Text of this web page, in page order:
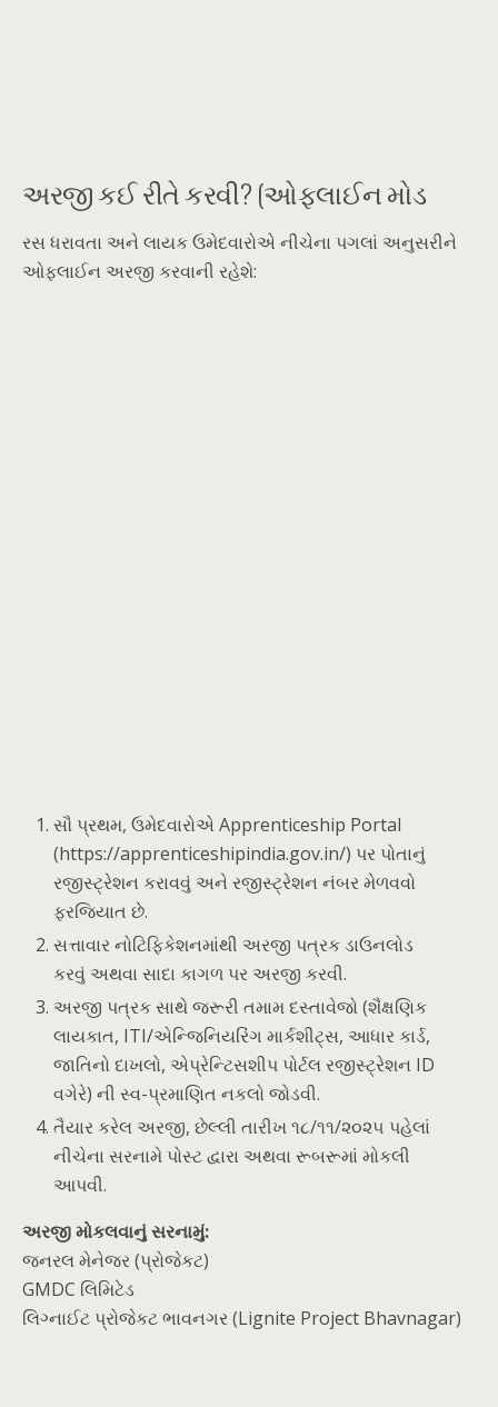
અરજી કઈ રીતે કરવી? (ઓફલાઈન મોડ
રસ ધરાવતા અને લાયક ઉમેદવારોએ નીચેના પગલાં અનુસરીને
ઓફલાઈન અરજી કરવાની રહેશે:
સૌ પ્રથમ, ઉમેદવારોએ Apprenticeship Portal
(https://apprenticeshipindia.gov.in/) પર પોતાનું
રજીસ્ટ્રેશન કરાવવું અને રજીસ્ટ્રેશન નંબર મેળવવો
ફરજિયાત છે.
સત્તાવાર નોટિફિકેશનમાંથી અરજી પત્રક ડાઉનલોડ
કરવું અથવા સાદા કાગળ પર અરજી કરવી.
અરજી પત્રક સાથે જરૂરી તમામ દસ્તાવેજો (શૈક્ષણિક
લાયકાત, ITI/એન્જિનિયરિંગ માર્કશીટ્સ, આધાર કાર્ડ,
જાતિનો દાખલો, એપ્રેન્ટિસશીપ પોર્ટલ રજીસ્ટ્રેશન ID
વગેરે) ની સ્વ-પ્રમાણિત નકલો જોડવી.
તૈયાર કરેલ અરજી, છેલ્લી તારીખ ૧૮/૧૧/૨૦૨૫ પહેલાં
નીચેના સરનામે પોસ્ટ દ્વારા અથવા રૂબરૂમાં મોકલી
આપવી.
અરજી મોકલવાનું સરનામું:
જનરલ મેનેજર (પ્રોજેકટ)
GMDC લિમિટેડ
લિગ્નાઈટ પ્રોજેકટ ભાવનગર (Lignite Project Bhavnagar)